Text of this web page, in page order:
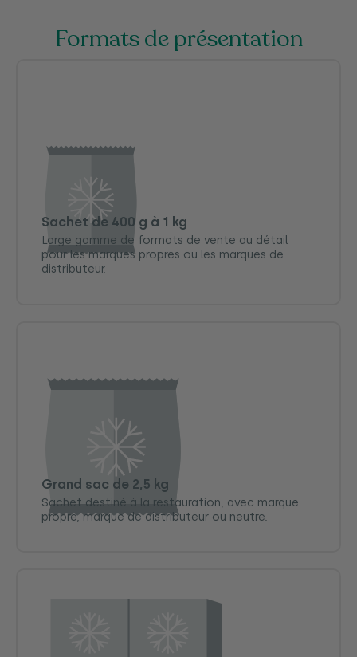
Formats de présentation
Sachet de 400 g à 1 kg
Large gamme de formats de vente au détail
pour les marques propres ou les marques de
distributeur.
Grand sac de 2,5 kg
Sachet destiné à la restauration, avec marque
propre, marque de distributeur ou neutre.